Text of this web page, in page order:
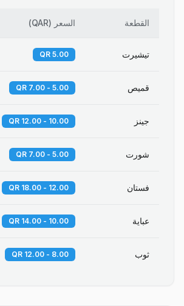
القطعة السعر (
QAR
)
تيشيرت 5.00 QR
قميص 5.00 - 7.00 QR
جينز 10.00 - 12.00 QR
شورت 5.00 - 7.00 QR
فستان 12.00 - 18.00 QR
عباية 10.00 - 14.00 QR
ثوب 8.00 - 12.00 QR